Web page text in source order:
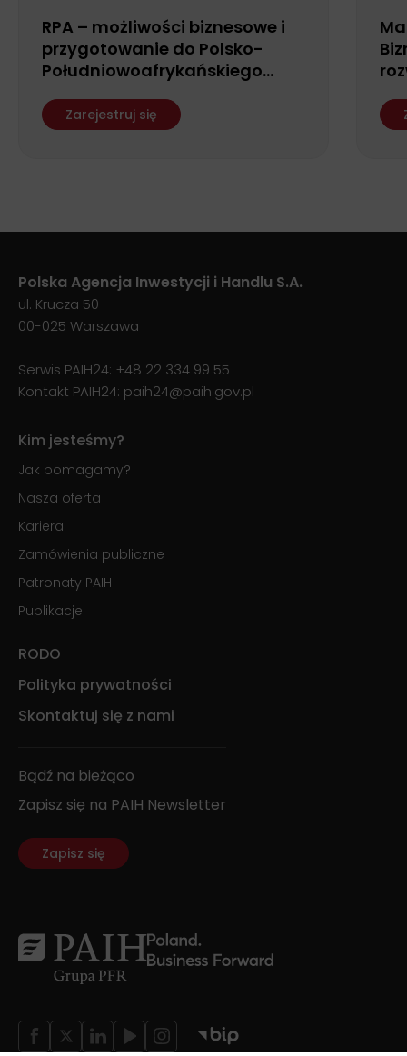
RPA – możliwości biznesowe i
przygotowanie do Polsko-
Południowoafrykańskiego
Zarejestruj się
Polska Agencja Inwestycji i Handlu S.A.
ul. Krucza 50
00-025 Warszawa
Serwis PAIH24: +48 22 334 99 55
Kontakt PAIH24: paih24@paih.gov.pl
Kim jesteśmy?
Jak pomagamy?
Nasza oferta
Kariera
Zamówienia publiczne
Patronaty PAIH
Publikacje
RODO
Polityka prywatności
Skontaktuj się z nami
Bądź na bieżąco
Zapisz się na PAIH Newsletter
Zapisz się